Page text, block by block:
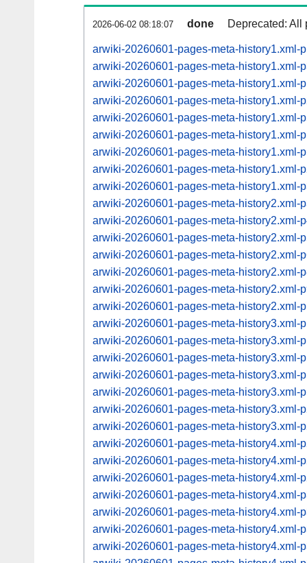
2026-06-02 08:18:07 done Deprecated: All
arwiki-20260601-pages-meta-history1.xml-
arwiki-20260601-pages-meta-history1.xml-
arwiki-20260601-pages-meta-history1.xml-
arwiki-20260601-pages-meta-history1.xml-
arwiki-20260601-pages-meta-history1.xml-
arwiki-20260601-pages-meta-history1.xml-
arwiki-20260601-pages-meta-history1.xml-
arwiki-20260601-pages-meta-history1.xml-
arwiki-20260601-pages-meta-history1.xml-
arwiki-20260601-pages-meta-history2.xml-
arwiki-20260601-pages-meta-history2.xml-
arwiki-20260601-pages-meta-history2.xml-
arwiki-20260601-pages-meta-history2.xml-
arwiki-20260601-pages-meta-history2.xml-
arwiki-20260601-pages-meta-history2.xml-
arwiki-20260601-pages-meta-history2.xml-
arwiki-20260601-pages-meta-history3.xml-
arwiki-20260601-pages-meta-history3.xml-
arwiki-20260601-pages-meta-history3.xml-
arwiki-20260601-pages-meta-history3.xml-
arwiki-20260601-pages-meta-history3.xml-
arwiki-20260601-pages-meta-history3.xml-
arwiki-20260601-pages-meta-history3.xml-
arwiki-20260601-pages-meta-history4.xml-
arwiki-20260601-pages-meta-history4.xml-
arwiki-20260601-pages-meta-history4.xml-
arwiki-20260601-pages-meta-history4.xml-
arwiki-20260601-pages-meta-history4.xml-
arwiki-20260601-pages-meta-history4.xml-
arwiki-20260601-pages-meta-history4.xml-